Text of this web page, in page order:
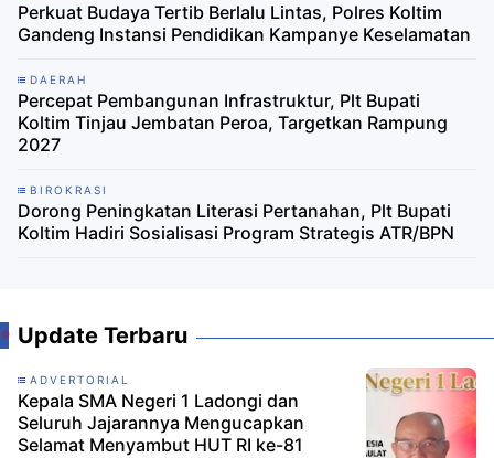
Perkuat Budaya Tertib Berlalu Lintas, Polres Koltim
Gandeng Instansi Pendidikan Kampanye Keselamatan
DAERAH
Percepat Pembangunan Infrastruktur, Plt Bupati
Koltim Tinjau Jembatan Peroa, Targetkan Rampung
2027
BIROKRASI
Dorong Peningkatan Literasi Pertanahan, Plt Bupati
Koltim Hadiri Sosialisasi Program Strategis ATR/BPN
Update Terbaru
ADVERTORIAL
Kepala SMA Negeri 1 Ladongi dan
Seluruh Jajarannya Mengucapkan
Selamat Menyambut HUT RI ke-81